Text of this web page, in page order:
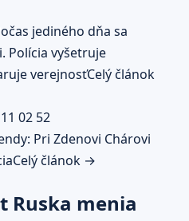
jediného dňa sa
Polícia vyšetruje
verejnosťCelý článok
Pri Zdenovi Chárovi
Celý článok →
Ruska menia